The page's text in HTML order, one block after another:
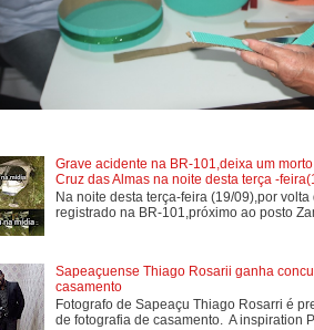
Grave acidente na BR-101,deixa um
Cruz das Almas na noite desta terça -
Na noite desta terça-feira (19/09),por
registrado na BR-101,próximo ao posto
Sapeaçuense Thiago Rosarii ganha
casamento
Fotografo de Sapeaçu Thiago Rosarri é
de fotografia de casamento. A inspiration